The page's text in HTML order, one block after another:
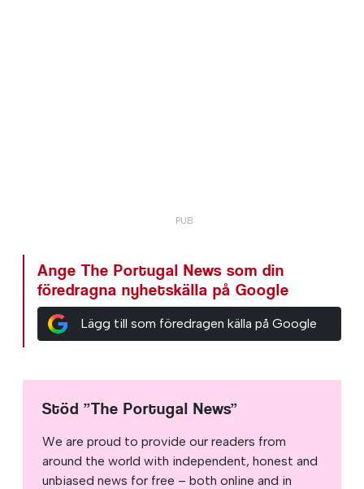
Ange The Portugal News som din
föredragna nyhetskälla på Google
Lägg till som föredragen källa på Google
Stöd ”The Portugal News”
We are proud to provide our readers from
around the world with independent, honest and
unbiased news for free – both online and in